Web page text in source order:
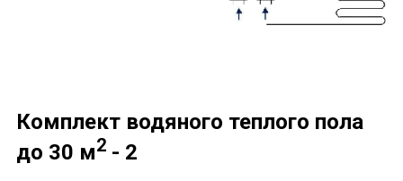
Комплект водяного теплого пола
до 30 м2- 2